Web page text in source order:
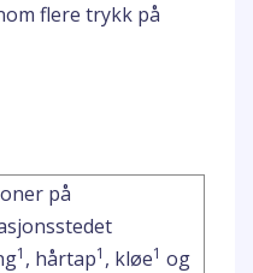
flere trykk på
på
1 , hårtap1 , kløe1 og